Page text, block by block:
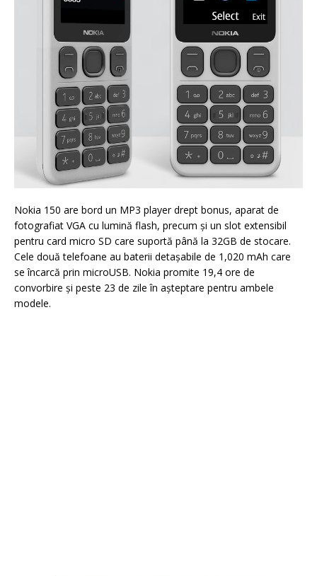
Nokia 150 are bord un MP3 player drept bonus, aparat de
fotografiat VGA cu lumină flash, precum şi un slot extensibil
pentru card micro SD care suportă până la 32GB de stocare.
Cele două telefoane au baterii detașabile de 1,020 mAh care
se încarcă prin microUSB. Nokia promite 19,4 ore de
convorbire și peste 23 de zile în aşteptare pentru ambele
modele.